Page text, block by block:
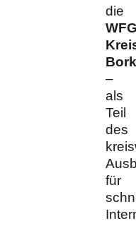
die
–
als
Teil
des
für